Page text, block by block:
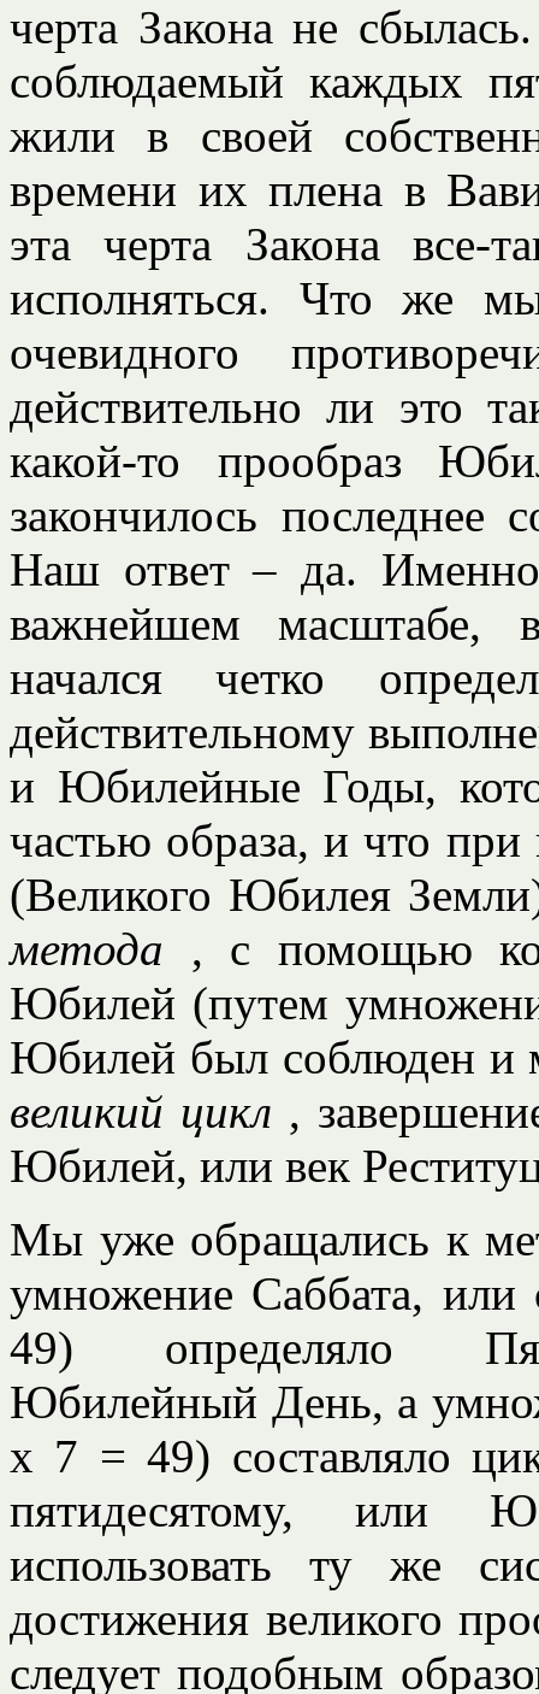
черта Закона не
соблюдаемый каждых
жили в своей
времени их плена в
эта черта Закона все-
исполняться. Что же
очевидного
действительно ли это
какой-то прообраз
закончилось последнее
Наш ответ – да.
важнейшем масштабе,
начался четко
действительному
и Юбилейные Годы,
частью образа, и что
(Великого Юбилея
метода , с помощью
Юбилей (путем
Юбилей был соблюден и
великий цикл ,
Юбилей, или век
Мы уже обращались к
умножение Саббата,
49) определяло
Юбилейный День, а
х 7 = 49) составляло
пятидесятому, или
использовать ту же
достижения великого
следует подобным